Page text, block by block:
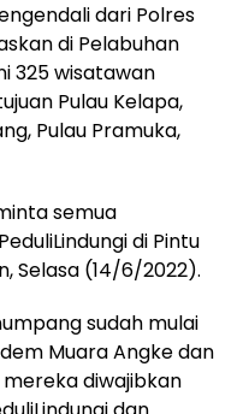
dari Polres
di Pelabuhan
325 wisatawan
Pulau Kelapa,
Pulau Pramuka,
semua
di Pintu
Selasa (14/6/2022).
sudah mulai
Muara Angke dan
diwajibkan